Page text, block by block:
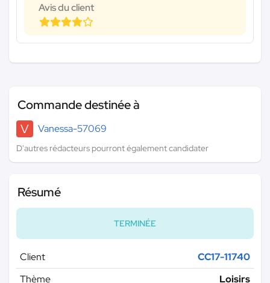
Avis du client
Commande destinée à
V
Vanessa-57069
D'autres rédacteurs pourront également candidater
Résumé
TERMINÉE
Client
CC17-11740
Thème
Loisirs